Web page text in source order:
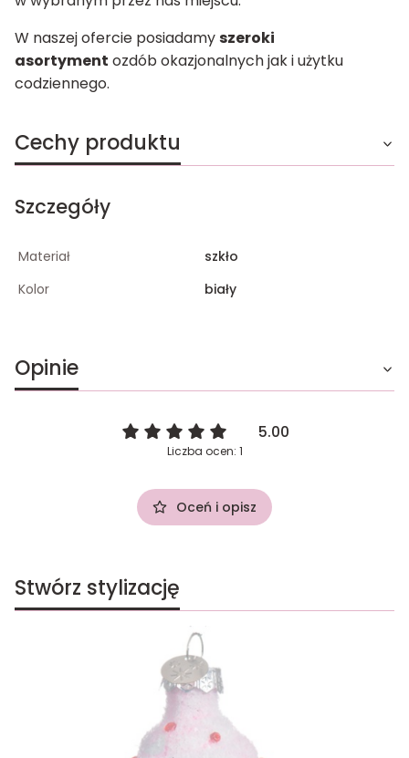
W naszej ofercie posiadamyszeroki
asortyment ozdób okazjonalnych jak i użytku
codziennego.
Cechy produktu
Szczegóły
Materiał
szkło
Kolor
biały
Opinie
5.00
Liczba ocen: 1
Oceń i opisz
Stwórz stylizację